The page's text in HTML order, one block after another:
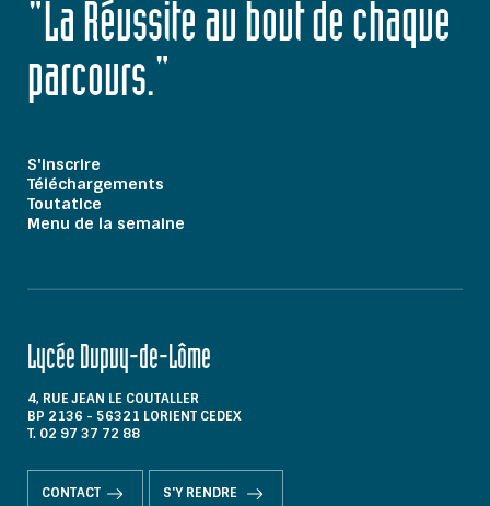
"La Réussite au bout de chaque
parcours."
S'inscrire
Téléchargements
Toutatice
Menu de la semaine
Lycée Dupuy-de-Lôme
4, RUE JEAN LE COUTALLER
BP 2136 - 56321 LORIENT CEDEX
T. 02 97 37 72 88
CONTACT S'Y RENDRE